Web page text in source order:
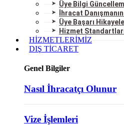
Üye Bilgi
İhracat
Üye Başarı
Hizmet
HİZMETLERİMİZ
DIŞ TİCARET
Genel Bilgiler
Nasıl İhracatçı Olunur
Vize İşlemleri